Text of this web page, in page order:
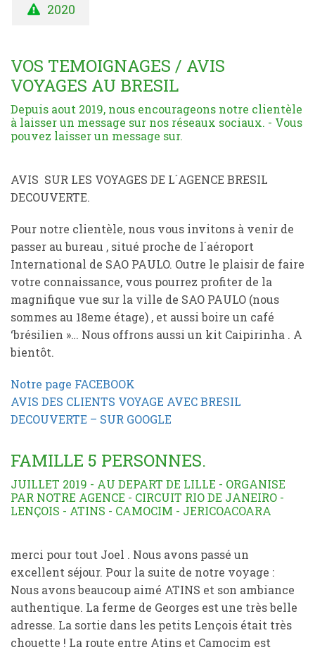
2020
VOS TEMOIGNAGES / AVIS
VOYAGES AU BRESIL
Depuis aout 2019, nous encourageons notre clientèle
à laisser un message sur nos réseaux sociaux. - Vous
pouvez laisser un message sur.
AVIS SUR LES VOYAGES DE L´AGENCE BRESIL
DECOUVERTE.
Pour notre clientèle, nous vous invitons à venir de
passer au bureau , situé proche de l´aéroport
International de SAO PAULO. Outre le plaisir de faire
votre connaissance, vous pourrez profiter de la
magnifique vue sur la ville de SAO PAULO (nous
sommes au 18eme étage) , et aussi boire un café
‘brésilien »… Nous offrons aussi un kit Caipirinha . A
bientôt.
Notre page FACEBOOK
AVIS DES CLIENTS VOYAGE AVEC BRESIL
DECOUVERTE – SUR GOOGLE
FAMILLE 5 PERSONNES.
JUILLET 2019 - AU DEPART DE LILLE - ORGANISE
PAR NOTRE AGENCE - CIRCUIT RIO DE JANEIRO -
LENÇOIS - ATINS - CAMOCIM - JERICOACOARA
merci pour tout Joel . Nous avons passé un
excellent séjour. Pour la suite de notre voyage :
Nous avons beaucoup aimé ATINS et son ambiance
authentique. La ferme de Georges est une très belle
adresse. La sortie dans les petits Lençois était très
chouette ! La route entre Atins et Camocim est